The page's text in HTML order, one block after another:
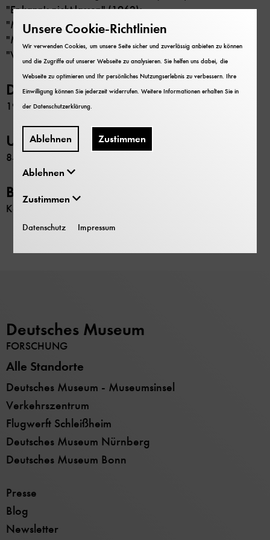
"Er kann's nicht lassen" (1962);
"Max, der Taschendieb" (1962);
"Meine Töchter und ich" (1963)
"Vorsicht Mr. Dodd!" (1964)
Datierung
1956-1964
Umfang
8472 Aufnahmen
Beschränkung
Keine
Deutsches Museum
FORSCHUNG
Alle Standorte
Deutsches Museum - Museumsinsel
Verkehrszentrum
Flugwerft Schleißheim
Deutsches Museum Nürnberg
Deutsches Museum Bonn
Presse
Blog
Newsletter
Unsere Cookie-Richtlinien
Wir verwenden Cookies, um unsere Seite sicher und zuverlässig anbieten zu können
und die Zugriffe auf unserer Webseite zu analysieren. Sie helfen uns dabei, die
Webseite zu optimieren und Ihr persönliches Nutzungserlebnis zu verbessern. Ihre
Einwilligung können Sie jederzeit widerrufen. Weitere Informationen erhalten Sie in
derDatenschutzerklärung
Ablehnen Zustimmen
Ablehnen
Zustimmen
Datenschutz Impressum